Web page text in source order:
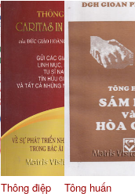
Thông điệp
Tông huấn